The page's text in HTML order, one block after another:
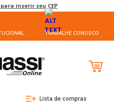
inserir seu CEP
TRABALHE CONOSCO
Lista de compras